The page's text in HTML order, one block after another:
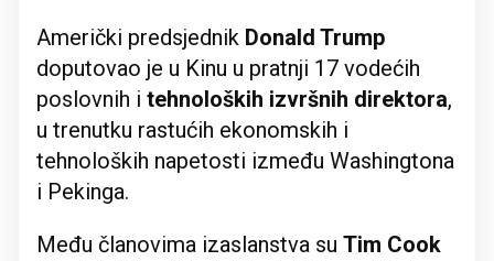
Američki predsjednik Donald Trump
doputovao je u Kinu u pratnji 17 vodećih
poslovnih i tehnoloških izvršnih direktora,
u trenutku rastućih ekonomskih i
tehnoloških napetosti između Washingtona
i Pekinga.
Među članovima izaslanstva su Tim Cook